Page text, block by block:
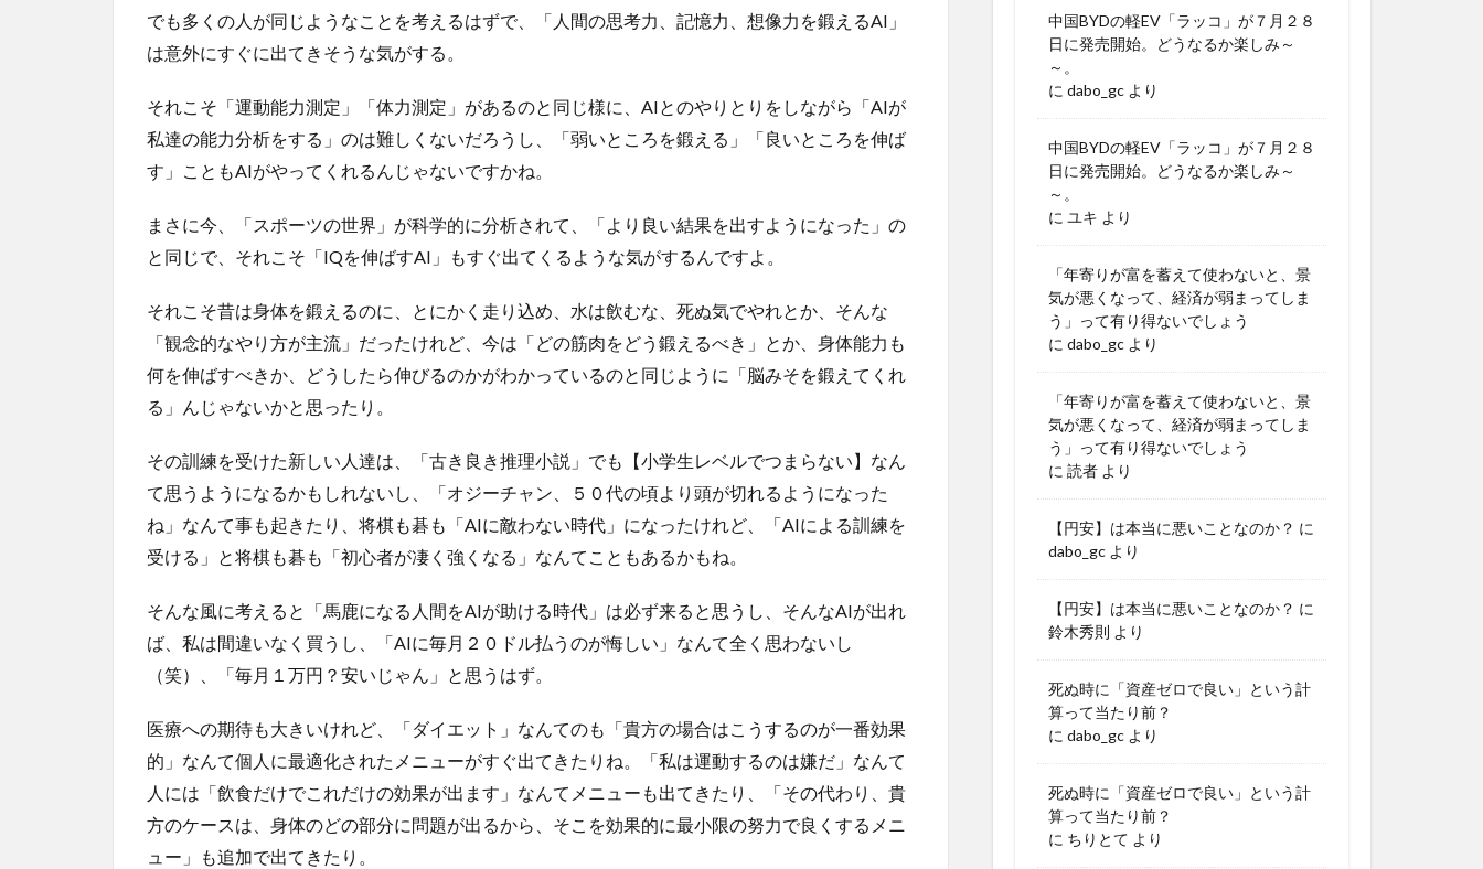
でも多くの人が同じようなことを考えるはずで、「人間の思考力、記憶力、想像力を鍛えるAI」
は意外にすぐに出てきそうな気がする。
それこそ「運動能力測定」「体力測定」があるのと同じ様に、AIとのやりとりをしながら「AIが
私達の能力分析をする」のは難しくないだろうし、「弱いところを鍛える」「良いところを伸ば
す」こともAIがやってくれるんじゃないですかね。
まさに今、「スポーツの世界」が科学的に分析されて、「より良い結果を出すようになった」の
と同じで、それこそ「IQを伸ばすAI」もすぐ出てくるような気がするんですよ。
それこそ昔は身体を鍛えるのに、とにかく走り込め、水は飲むな、死ぬ気でやれとか、そんな
「観念的なやり方が主流」だったけれど、今は「どの筋肉をどう鍛えるべき」とか、身体能力も
何を伸ばすべきか、どうしたら伸びるのかがわかっているのと同じように「脳みそを鍛えてくれ
る」んじゃないかと思ったり。
その訓練を受けた新しい人達は、「古き良き推理小説」でも【小学生レベルでつまらない】なん
て思うようになるかもしれないし、「オジーチャン、５０代の頃より頭が切れるようになった
ね」なんて事も起きたり、将棋も碁も「AIに敵わない時代」になったけれど、「AIによる訓練を
受ける」と将棋も碁も「初心者が凄く強くなる」なんてこともあるかもね。
そんな風に考えると「馬鹿になる人間をAIが助ける時代」は必ず来ると思うし、そんなAIが出れ
ば、私は間違いなく買うし、「AIに毎月２０ドル払うのが悔しい」なんて全く思わないし
（笑）、「毎月１万円？安いじゃん」と思うはず。
医療への期待も大きいけれど、「ダイエット」なんてのも「貴方の場合はこうするのが一番効果
的」なんて個人に最適化されたメニューがすぐ出てきたりね。「私は運動するのは嫌だ」なんて
人には「飲食だけでこれだけの効果が出ます」なんてメニューも出てきたり、「その代わり、貴
方のケースは、身体のどの部分に問題が出るから、そこを効果的に最小限の努力で良くするメニ
ュー」も追加で出てきたり。
中国BYDの軽EV「ラッコ」が７月２８
日に発売開始。どうなるか楽しみ～
～。
に dabo_gc より
中国BYDの軽EV「ラッコ」が７月２８
日に発売開始。どうなるか楽しみ～
～。
に ユキ より
「年寄りが富を蓄えて使わないと、景
気が悪くなって、経済が弱まってしま
う」って有り得ないでしょう
に dabo_gc より
「年寄りが富を蓄えて使わないと、景
気が悪くなって、経済が弱まってしま
う」って有り得ないでしょう
に 読者 より
【円安】は本当に悪いことなのか？ に
dabo_gc より
【円安】は本当に悪いことなのか？ に
鈴木秀則 より
死ぬ時に「資産ゼロで良い」という計
算って当たり前？
に dabo_gc より
死ぬ時に「資産ゼロで良い」という計
算って当たり前？
に ちりとて より